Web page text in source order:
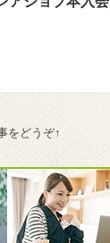
をどうぞ↑